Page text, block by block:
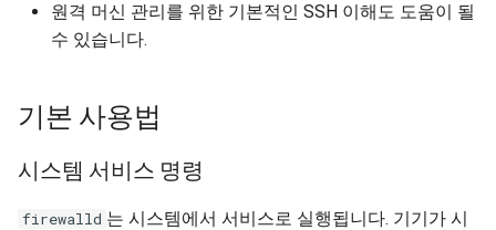
원격 머신 관리를 위한 기본적인 SSH 이해도 도움이 될
수 있습니다.
기본 사용법
시스템 서비스 명령
firewalld 는 시스템에서 서비스로 실행됩니다. 기기가 시